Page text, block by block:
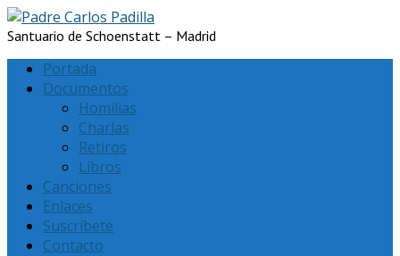
Santuario de Schoenstatt – Madrid
Portada
Documentos
Homilias
Charlas
Retiros
Libros
Canciones
Enlaces
Suscríbete
Contacto